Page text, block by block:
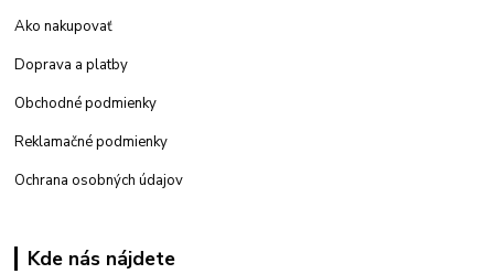
Ako nakupovať
Doprava a platby
Obchodné podmienky
Reklamačné podmienky
Ochrana osobných údajov
Kde nás nájdete